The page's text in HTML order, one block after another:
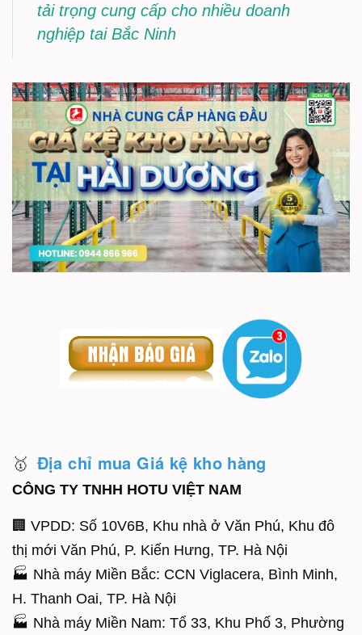
tải trọng cung cấp cho nhiều doanh
nghiệp tai Bắc Ninh
🥇 Địa chỉ mua Giá kệ kho hàng
CÔNG TY TNHH HOTU VIỆT NAM
🏢 VPDD: Số 10V6B, Khu nhà ở Văn Phú, Khu đô
thị mới Văn Phú, P. Kiến Hưng, TP. Hà Nội
🏭 Nhà máy Miền Bắc: CCN Viglacera, Bình Minh,
H. Thanh Oai, TP. Hà Nội
🏭 Nhà máy Miền Nam: Tổ 33, Khu Phố 3, Phường